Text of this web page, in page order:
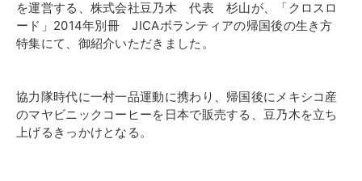
を運営する、株式会社豆乃木 代表 杉山が、「クロスロ
ード」2014年別冊JICAボランティアの帰国後の生き方
特集にて、御紹介いただきました。
協力隊時代に一村一品運動に携わり、帰国後にメキシコ産
のマヤビニックコーヒーを日本で販売する、豆乃木を立ち
上げるきっかけとなる。